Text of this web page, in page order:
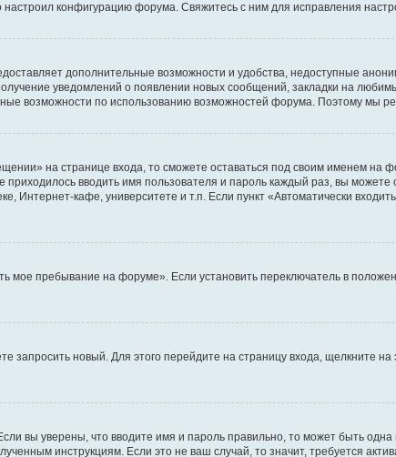
конфигурацию форума. Свяжитесь с ним для исправления
дополнительные возможности и удобства, недоступные
уведомлений о появлении новых сообщений, закладки на
возможности по использованию возможностей форума. Поэтому мы
на странице входа, то сможете оставаться под своим именем на
приходилось вводить имя пользователя и пароль каждый раз, вы
кафе, университете и т.п. Если пункт «Автоматически
мое пребывание на форуме». Если установить переключатель в
запросить новый. Для этого перейдите на страницу входа, щелкните
вы уверены, что вводите имя и пароль правильно, то может быть
инструкциям. Если это не ваш случай, то значит, требуется